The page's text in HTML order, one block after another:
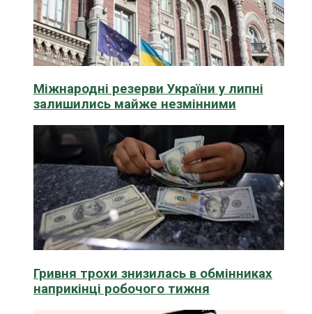
Міжнародні резерви України у липні
залишились майже незмінними
Гривня трохи знизилась в обмінниках
наприкінці робочого тижня